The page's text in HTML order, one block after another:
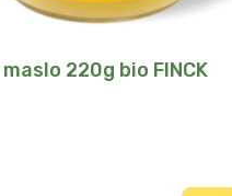
maslo 220g bio FINCK